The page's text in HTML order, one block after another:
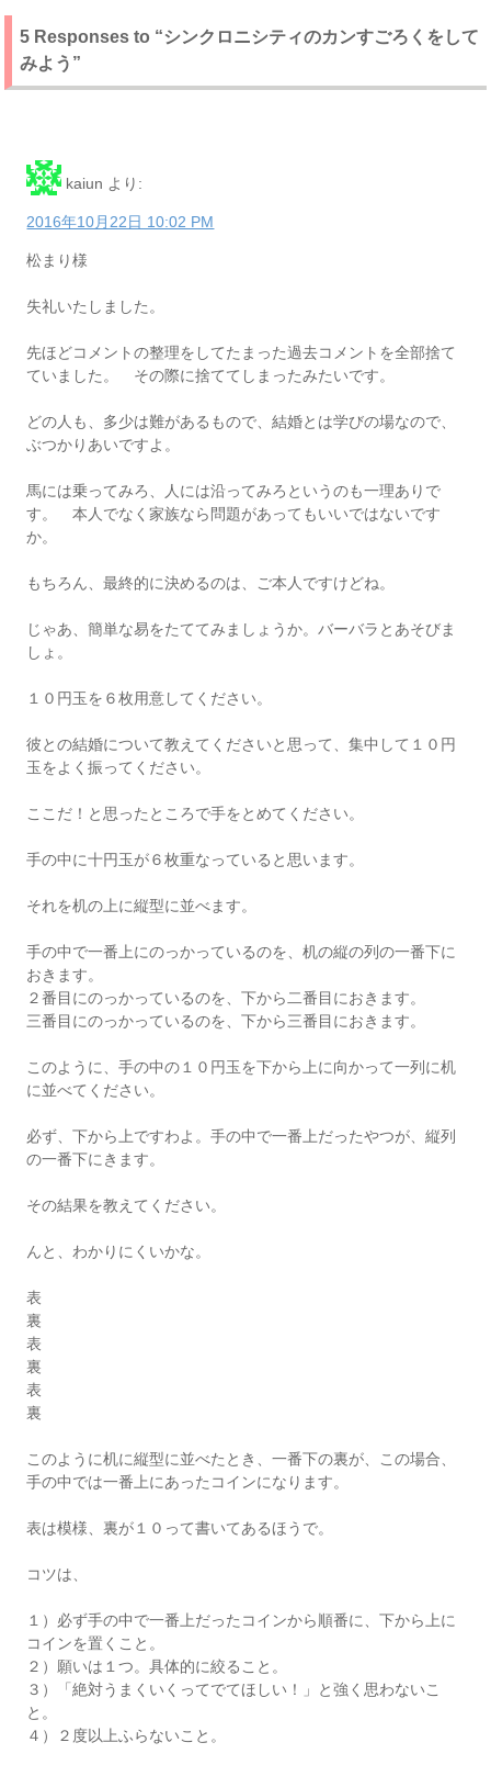
5 Responses to “シンクロニシティのカンすごろくをして
みよう”
kaiun より:
2016年10月22日 10:02 PM
松まり様
失礼いたしました。
先ほどコメントの整理をしてたまった過去コメントを全部捨て
ていました。 その際に捨ててしまったみたいです。
どの人も、多少は難があるもので、結婚とは学びの場なので、
ぶつかりあいですよ。
馬には乗ってみろ、人には沿ってみろというのも一理ありで
す。 本人でなく家族なら問題があってもいいではないです
か。
もちろん、最終的に決めるのは、ご本人ですけどね。
じゃあ、簡単な易をたててみましょうか。バーバラとあそびま
しょ。
１０円玉を６枚用意してください。
彼との結婚について教えてくださいと思って、集中して１０円
玉をよく振ってください。
ここだ！と思ったところで手をとめてください。
手の中に十円玉が６枚重なっていると思います。
それを机の上に縦型に並べます。
手の中で一番上にのっかっているのを、机の縦の列の一番下に
おきます。
２番目にのっかっているのを、下から二番目におきます。
三番目にのっかっているのを、下から三番目におきます。
このように、手の中の１０円玉を下から上に向かって一列に机
に並べてください。
必ず、下から上ですわよ。手の中で一番上だったやつが、縦列
の一番下にきます。
その結果を教えてください。
んと、わかりにくいかな。
表
裏
表
裏
表
裏
このように机に縦型に並べたとき、一番下の裏が、この場合、
手の中では一番上にあったコインになります。
表は模様、裏が１０って書いてあるほうで。
コツは、
１）必ず手の中で一番上だったコインから順番に、下から上に
コインを置くこと。
２）願いは１つ。具体的に絞ること。
３）「絶対うまくいくってでてほしい！」と強く思わないこ
と。
４）２度以上ふらないこと。